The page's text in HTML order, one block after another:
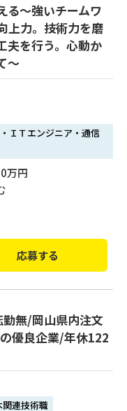
る〜強いチームワ
上力。技術力を磨
夫を行う。心動か
〜
ＩＴエンジニア・通信
万円
応募する
無/岡山県内注文
優良企業/年休122
連技術職